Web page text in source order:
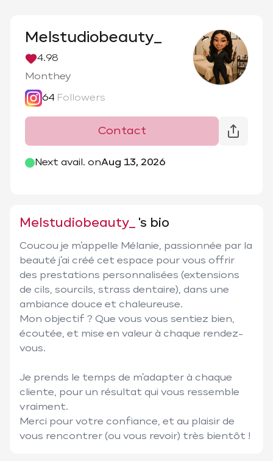
Melstudiobeauty_
4.98
Monthey
64 Followers
Contact
Next avail. onAug 13, 2026
@melstudiobeauty_
Melstudiobeauty_ 's bio
Coucou je m’appelle Mélanie, passionnée par la
beauté j’ai créé cet espace pour vous offrir
des prestations personnalisées (extensions
de cils, sourcils, strass dentaire), dans une
ambiance douce et chaleureuse.
Mon objectif ? Que vous vous sentiez bien,
écoutée, et mise en valeur à chaque rendez-
vous.
Je prends le temps de m’adapter à chaque
cliente, pour un résultat qui vous ressemble
vraiment.
Merci pour votre confiance, et au plaisir de
vous rencontrer (ou vous revoir) très bientôt !